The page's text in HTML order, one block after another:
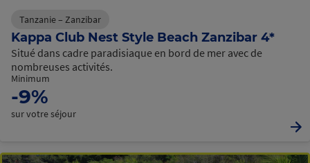
Tanzanie – Zanzibar
Kappa Club Nest Style Beach Zanzibar 4*
Situé dans cadre paradisiaque en bord de mer avec de
nombreuses activités.
Minimum
-9%
sur votre séjour